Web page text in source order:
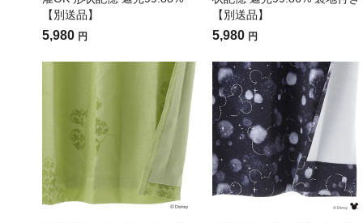
【別送品】
5,980 円
【別送品】
5,980 円